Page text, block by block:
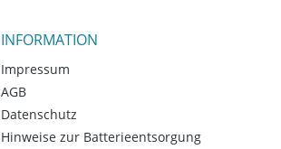
INFORMATION
Impressum
AGB
Datenschutz
Hinweise zur Batterieentsorgung